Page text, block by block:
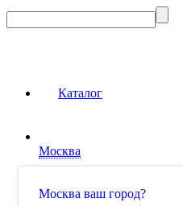
Каталог
Москва
Москва ваш город?
0